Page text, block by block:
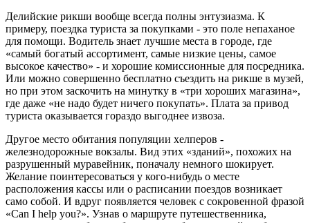
Делийские рикши вообще всегда полны энтузиазма. К
примеру, поездка туриста за покупками - это поле непаханое
для помощи. Водитель знает лучшие места в городе, где
«самый богатый ассортимент, самые низкие цены, самое
высокое качество» - и хорошие комиссионные для посредника.
Или можно совершенно бесплатно съездить на рикше в музей,
но при этом заскочить на минутку в «три хороших магазина»,
где даже «не надо будет ничего покупать». Плата за привод
туриста оказывается гораздо выгоднее извоза.
Другое место обитания популяции хелперов -
железнодорожные вокзалы. Вид этих «зданий», похожих на
разрушенный муравейник, поначалу немного шокирует.
Желание поинтересоваться у кого-нибудь о месте
расположения кассы или о расписании поездов возникает
само собой. И вдруг появляется человек с сокровенной фразой
«Can I help you?». Узнав о маршруте путешественника,